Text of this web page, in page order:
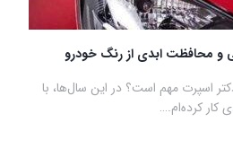
و محافظت ابدی از رنگ خودرو
اسپرت مهم است؟ در این سال‌ها، با
کرده‌ام.…